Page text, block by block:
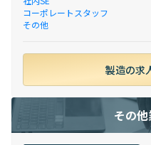
コーポレートスタッフ
その他
製造の求
その